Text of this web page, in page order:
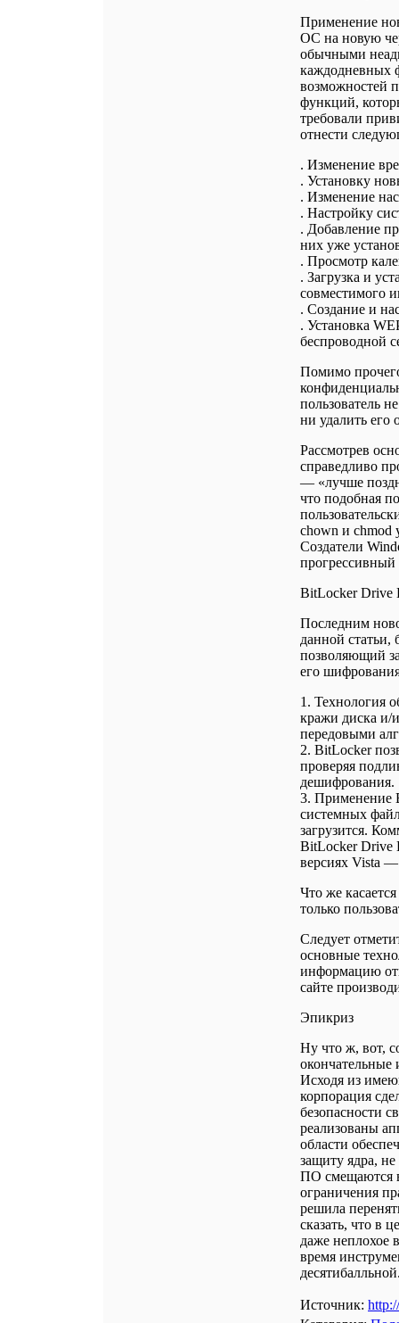
Применение
ОС на новую
обычными
каждодневных
возможностей
функций,
требовали
отнести
. Изменение
. Установку
. Изменение
. Настройку
. Добавление
них уже
. Просмотр
. Загрузка и
совместимого
. Создание и
. Установка
беспроводной
Помимо
пользователь
ни удалить его
Рассмотрев
справедливо
— «лучше
что подобная
chown и chmod
Создатели
BitLocker Drive
Последним
данной
позволяющий
его
1. Технология
кражи диска и/
передовыми
2. BitLocker
проверяя
дешифрования.
3. Применение
системных
загрузится.
BitLocker Drive
версиях Vista
Что же
только
Следует
основные
информацию
сайте
Эпикриз
Ну что ж, вот,
окончательные
Исходя из
корпорация
безопасности
реализованы
области
защиту ядра,
ПО смещаются
ограничения
решила
сказать, что в
даже неплохое
время
Источник: